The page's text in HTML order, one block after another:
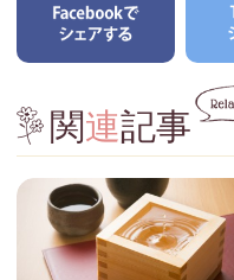
関連記事